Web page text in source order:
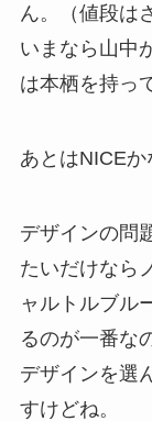
ん。（値段は
いまなら山中
は本栖を持っ
あとはNICEか
デザインの問
たいだけなら
ャルトルブル
るのが一番な
デザインを選
すけどね。